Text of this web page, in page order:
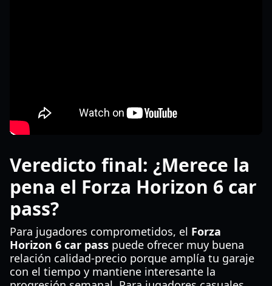
Veredicto final: ¿Merece la
pena el Forza Horizon 6 car
pass?
Para jugadores comprometidos, el Forza
Horizon 6 car pass puede ofrecer muy buena
relación calidad-precio porque amplía tu garaje
con el tiempo y mantiene interesante la